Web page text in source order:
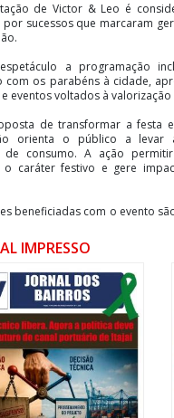
de Victor & Leo é
por sucessos que marcaram
a programação
com os parabéns à cidade,
e eventos voltados à
de transformar a festa
orienta o público a levar
de consumo. A ação
o caráter festivo e gere
beneficiadas com o evento
IMPRESSO